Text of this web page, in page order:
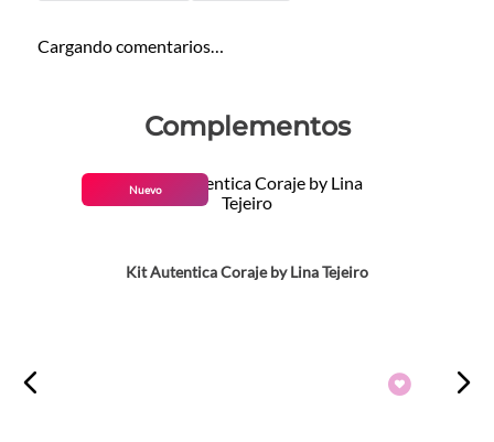
Cargando comentarios…
Complementos
Nuevo
Kit Autentica Coraje by Lina Tejeiro